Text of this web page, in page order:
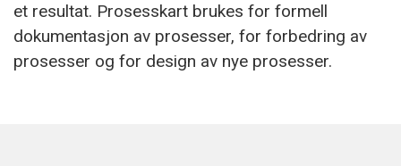
et resultat. Prosesskart brukes for formell
dokumentasjon av prosesser, for forbedring av
prosesser og for design av nye prosesser.